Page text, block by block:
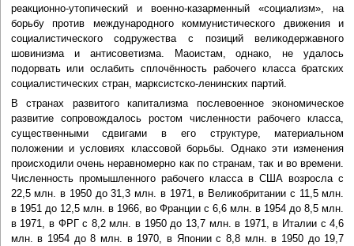
реакционно-утопический и военно-казарменный «социализм», на
борьбу против международного коммунистического движения и
социалистического содружества с позиций великодержавного
шовинизма и антисоветизма. Маоистам, однако, не удалось
подорвать или ослабить сплочённость рабочего класса братских
социалистических стран, марксистско-ленинских партий.
В странах развитого капитализма послевоенное экономическое
развитие сопровождалось ростом численности рабочего класса,
существенными сдвигами в его структуре, материальном
положении и условиях классовой борьбы. Однако эти изменения
происходили очень неравномерно как по странам, так и во времени.
Численность промышленного рабочего класса в США возросла с
22,5 млн. в 1950 до 31,3 млн. в 1971, в Великобритании с 11,5 млн.
в 1951 до 12,5 млн. в 1966, во Франции с 6,6 млн. в 1954 до 8,5 млн.
в 1971, в ФРГ с 8,2 млн. в 1950 до 13,7 млн. в 1971, в Италии с 4,6
млн. в 1954 до 8 млн. в 1970, в Японии с 8,8 млн. в 1950 до 19,7